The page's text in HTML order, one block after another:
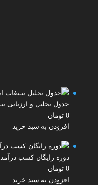
جدول تحلیل و ارزیابی
0 تومان
افزودن به سبد خرید
دوره رایگان کسب درآمد
0 تومان
افزودن به سبد خرید